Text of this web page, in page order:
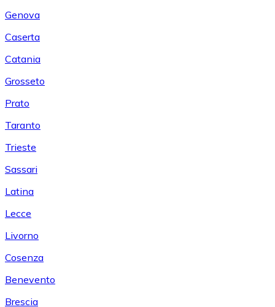
Genova
Caserta
Catania
Grosseto
Prato
Taranto
Trieste
Sassari
Latina
Lecce
Livorno
Cosenza
Benevento
Brescia